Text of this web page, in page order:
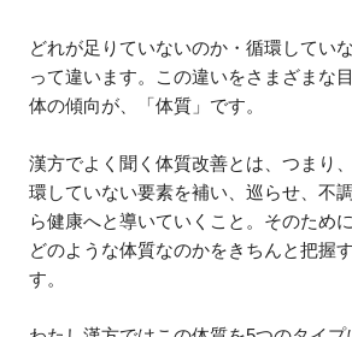
どれが足りていないのか・循環してい
って違います。この違いをさまざまな
体の傾向が、「体質」です。
漢方でよく聞く体質改善とは、つまり
環していない要素を補い、巡らせ、不
ら健康へと導いていくこと。そのため
どのような体質なのかをきちんと把握
す。